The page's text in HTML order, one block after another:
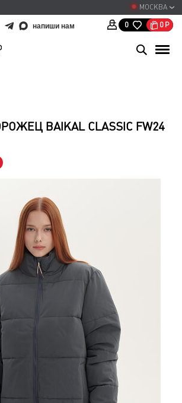
МОСКВА
напиши нам 0 0 Р
BAIKAL CLASSIC FW24